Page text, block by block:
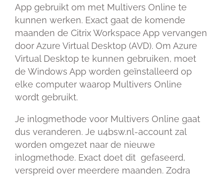
App gebruikt om met Multivers Online te
kunnen werken. Exact gaat de komende
maanden de Citrix Workspace App vervangen
door Azure Virtual Desktop (AVD). Om Azure
Virtual Desktop te kunnen gebruiken, moet
de Windows App worden geïnstalleerd op
elke computer waarop Multivers Online
wordt gebruikt.
Je inlogmethode voor Multivers Online gaat
dus veranderen. Je u4bsw.nl-account zal
worden omgezet naar de nieuwe
inlogmethode. Exact doet dit gefaseerd,
verspreid over meerdere maanden. Zodra